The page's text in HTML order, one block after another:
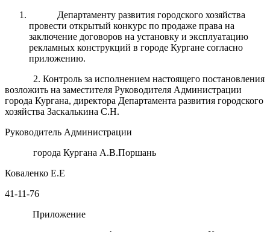
Департаменту развития городского хозяйства
провести открытый конкурс по продаже права на
заключение договоров на установку и эксплуатацию
рекламных конструкций в городе Кургане согласно
приложению.
2. Контроль за исполнением настоящего постановления
возложить на заместителя Руководителя Администрации
города Кургана, директора Департамента развития городского
хозяйства Заскалькина С.Н.
Руководитель Администрации
города Кургана А.В.Поршань
Коваленко Е.Е
41-11-76
Приложение